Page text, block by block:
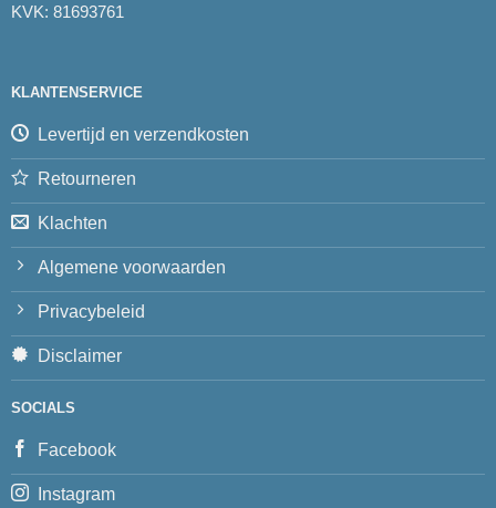
KVK: 81693761
KLANTENSERVICE
Levertijd en verzendkosten
Retourneren
Klachten
Algemene voorwaarden
Privacybeleid
Disclaimer
SOCIALS
Facebook
Instagram